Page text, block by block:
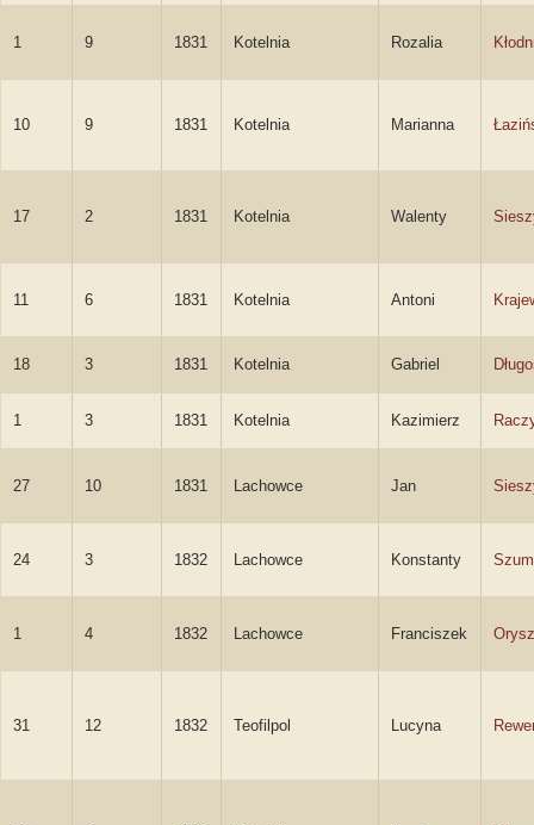
1 9 1831 Kotelnia Rozalia
10 9 1831 Kotelnia Marianna
17 2 1831 Kotelnia Walenty
11 6 1831 Kotelnia Antoni
18 3 1831 Kotelnia Gabriel
1 3 1831 Kotelnia Kazimierz
27 10 1831 Lachowce Jan
24 3 1832 Lachowce Konstanty
1 4 1832 Lachowce Franciszek
31 12 1832 Teofilpol Lucyna